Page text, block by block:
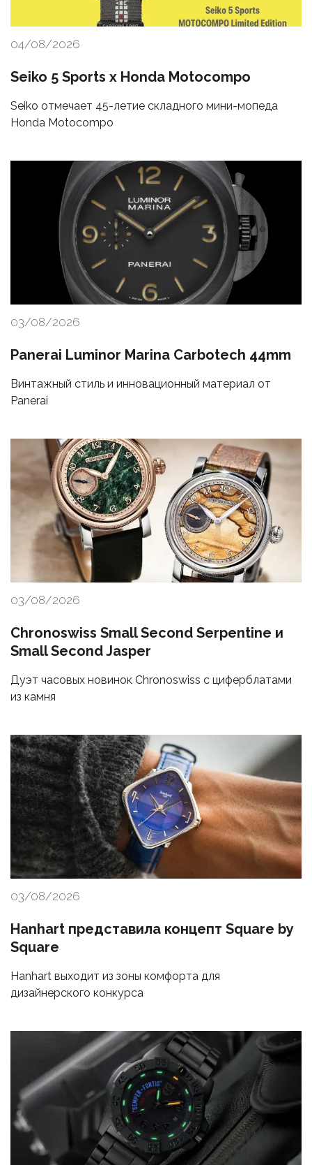
04/08/2026
Seiko 5 Sports x Honda Motocompo
Seiko отмечает 45-летие складного мини-мопеда
Honda Motocompo
03/08/2026
Panerai Luminor Marina Carbotech 44mm
Винтажный стиль и инновационный материал от
Panerai
03/08/2026
Chronoswiss Small Second Serpentine и
Small Second Jasper
Дуэт часовых новинок Chronoswiss с циферблатами
из камня
03/08/2026
Hanhart представила концепт Square by
Square
Hanhart выходит из зоны комфорта для
дизайнерского конкурса